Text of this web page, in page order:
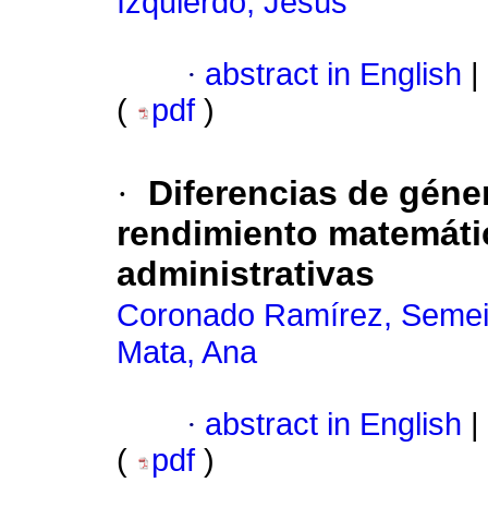
· abstract in English
(
pdf )
·
Diferencias de
rendimiento
administrativas
Coronado Ramírez, Semei
Mata, Ana
· abstract in English
(
pdf )